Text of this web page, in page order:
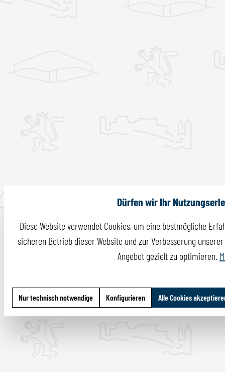
Dürfen wir Ihr
Diese Website verwendet Cookies, um eine bestmögliche
sicheren Betrieb dieser Website und zur Verbesserung
Angebot gezielt zu optimieren.
Nur technisch notwendige Konfigurieren Alle Cookies